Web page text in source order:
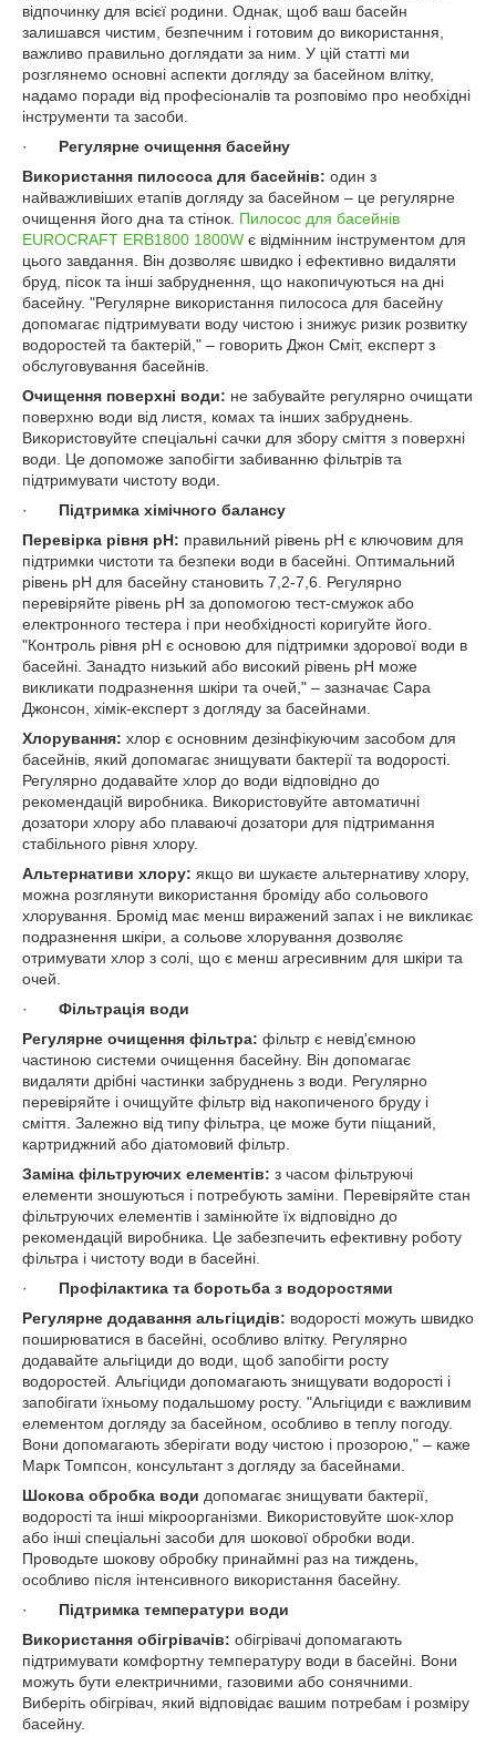
відпочинку для всієї родини. Однак, щоб ваш басейн
залишався чистим, безпечним і готовим до використання,
важливо правильно доглядати за ним. У цій статті ми
розглянемо основні аспекти догляду за басейном влітку,
надамо поради від професіоналів та розповімо про необхідні
інструменти та засоби.
· Регулярне очищення басейну
Використання пилососа для басейнів: один з
найважливіших етапів догляду за басейном – це регулярне
очищення його дна та стінок. Пилосос для басейнів
EUROCRAFT ERB1800 1800W є відмінним інструментом для
цього завдання. Він дозволяє швидко і ефективно видаляти
бруд, пісок та інші забруднення, що накопичуються на дні
басейну. "Регулярне використання пилососа для басейну
допомагає підтримувати воду чистою і знижує ризик розвитку
водоростей та бактерій," – говорить Джон Сміт, експерт з
обслуговування басейнів.
Очищення поверхні води: не забувайте регулярно очищати
поверхню води від листя, комах та інших забруднень.
Використовуйте спеціальні сачки для збору сміття з поверхні
води. Це допоможе запобігти забиванню фільтрів та
підтримувати чистоту води.
· Підтримка хімічного балансу
Перевірка рівня pH: правильний рівень pH є ключовим для
підтримки чистоти та безпеки води в басейні. Оптимальний
рівень pH для басейну становить 7,2-7,6. Регулярно
перевіряйте рівень pH за допомогою тест-смужок або
електронного тестера і при необхідності коригуйте його.
"Контроль рівня pH є основою для підтримки здорової води в
басейні. Занадто низький або високий рівень pH може
викликати подразнення шкіри та очей," – зазначає Сара
Джонсон, хімік-експерт з догляду за басейнами.
Хлорування: хлор є основним дезінфікуючим засобом для
басейнів, який допомагає знищувати бактерії та водорості.
Регулярно додавайте хлор до води відповідно до
рекомендацій виробника. Використовуйте автоматичні
дозатори хлору або плаваючі дозатори для підтримання
стабільного рівня хлору.
Альтернативи хлору: якщо ви шукаєте альтернативу хлору,
можна розглянути використання броміду або сольового
хлорування. Бромід має менш виражений запах і не викликає
подразнення шкіри, а сольове хлорування дозволяє
отримувати хлор з солі, що є менш агресивним для шкіри та
очей.
· Фільтрація води
Регулярне очищення фільтра: фільтр є невід'ємною
частиною системи очищення басейну. Він допомагає
видаляти дрібні частинки забруднень з води. Регулярно
перевіряйте і очищуйте фільтр від накопиченого бруду і
сміття. Залежно від типу фільтра, це може бути піщаний,
картриджний або діатомовий фільтр.
Заміна фільтруючих елементів: з часом фільтруючі
елементи зношуються і потребують заміни. Перевіряйте стан
фільтруючих елементів і замінюйте їх відповідно до
рекомендацій виробника. Це забезпечить ефективну роботу
фільтра і чистоту води в басейні.
· Профілактика та боротьба з водоростями
Регулярне додавання альгіцидів: водорості можуть швидко
поширюватися в басейні, особливо влітку. Регулярно
додавайте альгіциди до води, щоб запобігти росту
водоростей. Альгіциди допомагають знищувати водорості і
запобігати їхньому подальшому росту. "Альгіциди є важливим
елементом догляду за басейном, особливо в теплу погоду.
Вони допомагають зберігати воду чистою і прозорою," – каже
Марк Томпсон, консультант з догляду за басейнами.
Шокова обробка води допомагає знищувати бактерії,
водорості та інші мікроорганізми. Використовуйте шок-хлор
або інші спеціальні засоби для шокової обробки води.
Проводьте шокову обробку принаймні раз на тиждень,
особливо після інтенсивного використання басейну.
· Підтримка температури води
Використання обігрівачів: обігрівачі допомагають
підтримувати комфортну температуру води в басейні. Вони
можуть бути електричними, газовими або сонячними.
Виберіть обігрівач, який відповідає вашим потребам і розміру
басейну.